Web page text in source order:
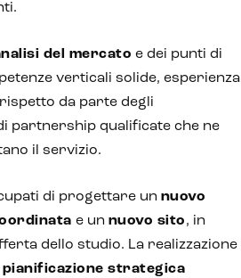
del mercato e dei punti di
verticali solide, esperienza
da parte degli
partnership qualificate che ne
il servizio.
di progettare un nuovo
e un nuovo sito, in
dello studio. La realizzazione
pianificazione strategica